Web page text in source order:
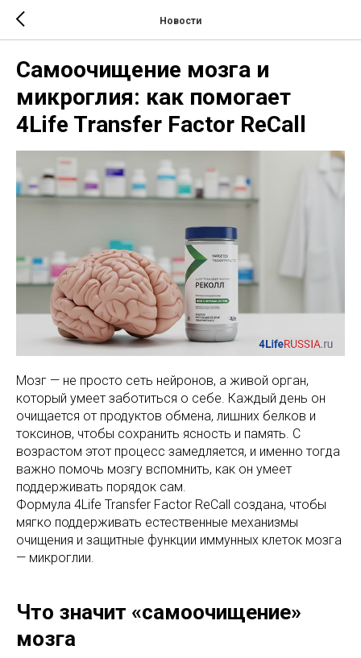
Новости
Самоочищение мозга и
микроглия: как помогает
4Life Transfer Factor ReCall
Мозг — не просто сеть нейронов, а живой орган,
который умеет заботиться о себе. Каждый день он
очищается от продуктов обмена, лишних белков и
токсинов, чтобы сохранить ясность и память. С
возрастом этот процесс замедляется, и именно тогда
важно помочь мозгу вспомнить, как он умеет
поддерживать порядок сам.
Формула 4Life Transfer Factor ReCall создана, чтобы
мягко поддерживать естественные механизмы
очищения и защитные функции иммунных клеток мозга
— микроглии.
Что значит «самоочищение»
мозга